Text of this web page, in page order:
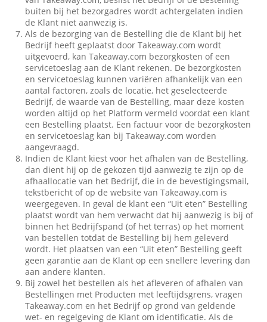
buiten bij het bezorgadres wordt achtergelaten indien
de Klant niet aanwezig is.
Als de bezorging van de Bestelling die de Klant bij het
Bedrijf heeft geplaatst door Takeaway.com wordt
uitgevoerd, kan Takeaway.com bezorgkosten of een
servicetoeslag aan de Klant rekenen. De bezorgkosten
en servicetoeslag kunnen variëren afhankelijk van een
aantal factoren, zoals de locatie, het geselecteerde
Bedrijf, de waarde van de Bestelling, maar deze kosten
worden altijd op het Platform vermeld voordat een klant
een Bestelling plaatst. Een factuur voor de bezorgkosten
en servicetoeslag kan bij Takeaway.com worden
aangevraagd.
Indien de Klant kiest voor het afhalen van de Bestelling,
dan dient hij op de gekozen tijd aanwezig te zijn op de
afhaallocatie van het Bedrijf, die in de bevestigingsmail,
tekstbericht of op de website van Takeaway.com is
weergegeven. In geval de klant een “Uit eten” Bestelling
plaatst wordt van hem verwacht dat hij aanwezig is bij of
binnen het Bedrijfspand (of het terras) op het moment
van bestellen totdat de Bestelling bij hem geleverd
wordt. Het plaatsen van een “Uit eten” Bestelling geeft
geen garantie aan de Klant op een snellere levering dan
aan andere klanten.
Bij zowel het bestellen als het afleveren of afhalen van
Bestellingen met Producten met leeftijdsgrens, vragen
Takeaway.com en het Bedrijf op grond van geldende
wet- en regelgeving de Klant om identificatie. Als de